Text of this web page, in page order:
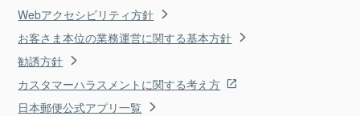
Webアクセシビリティ方針
お客さま本位の業務運営に関する基本方針
勧誘方針
カスタマーハラスメントに関する考え方
日本郵便公式アプリ一覧